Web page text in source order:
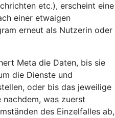
etc.), erscheint eine
einer etwaigen
erneut als Nutzerin oder
Meta die Daten, bis sie
die Dienste und
oder bis das jeweilige
was zuerst
des Einzelfalles ab,